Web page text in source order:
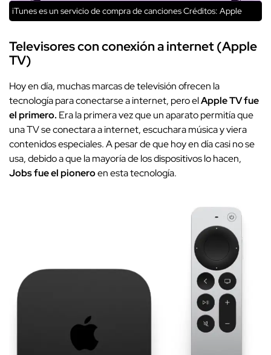
iTunes es un servicio de compra de cancionesCréditos: Apple
Televisores con conexión a internet (Apple
TV)
Hoy en día, muchas marcas de televisión ofrecen la
tecnología para conectarse a internet, pero elApple TV fue
el primero. Era la primera vez que un aparato permitía que
una TV se conectara a internet, escuchara música y viera
contenidos especiales. A pesar de que hoy en día casi no se
usa, debido a que la mayoría de los dispositivos lo hacen,
Jobs fue el pioneroen esta tecnología.